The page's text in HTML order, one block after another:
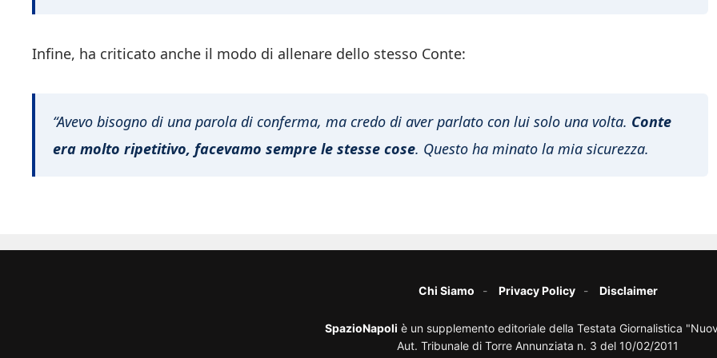
Infine, ha criticato anche il modo di allenare dello stesso Conte:
“Avevo bisogno di una parola di conferma, ma credo di aver parlato con lui solo una volta. Conte
era molto ripetitivo, facevamo sempre le stesse cose. Questo ha minato la mia sicurezza.
Chi Siamo Privacy Policy Disclaimer
SpazioNapoli è un supplemento editoriale della Testata Giornalistica
Aut. Tribunale di Torre Annunziata n. 3 del 10/02/2011